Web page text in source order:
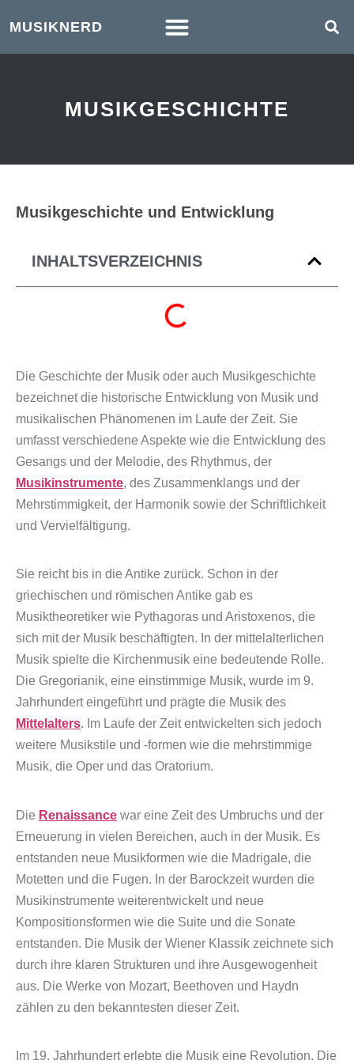
MUSIKNERD
MUSIKGESCHICHTE
Musikgeschichte und Entwicklung
INHALTSVERZEICHNIS
Die Geschichte der Musik oder auch Musikgeschichte
bezeichnet die historische Entwicklung von Musik und
musikalischen Phänomenen im Laufe der Zeit. Sie
umfasst verschiedene Aspekte wie die Entwicklung des
Gesangs und der Melodie, des Rhythmus, der
Musikinstrumente, des Zusammenklangs und der
Mehrstimmigkeit, der Harmonik sowie der Schriftlichkeit
und Vervielfältigung.
Sie reicht bis in die Antike zurück. Schon in der
griechischen und römischen Antike gab es
Musiktheoretiker wie Pythagoras und Aristoxenos, die
sich mit der Musik beschäftigten. In der mittelalterlichen
Musik spielte die Kirchenmusik eine bedeutende Rolle.
Die Gregorianik, eine einstimmige Musik, wurde im 9.
Jahrhundert eingeführt und prägte die Musik des
Mittelalters. Im Laufe der Zeit entwickelten sich jedoch
weitere Musikstile und -formen wie die mehrstimmige
Musik, die Oper und das Oratorium.
Die Renaissance war eine Zeit des Umbruchs und der
Erneuerung in vielen Bereichen, auch in der Musik. Es
entstanden neue Musikformen wie die Madrigale, die
Motetten und die Fugen. In der Barockzeit wurden die
Musikinstrumente weiterentwickelt und neue
Kompositionsformen wie die Suite und die Sonate
entstanden. Die Musik der Wiener Klassik zeichnete sich
durch ihre klaren Strukturen und ihre Ausgewogenheit
aus. Die Werke von Mozart, Beethoven und Haydn
zählen zu den bekanntesten dieser Zeit.
Im 19. Jahrhundert erlebte die Musik eine Revolution. Die